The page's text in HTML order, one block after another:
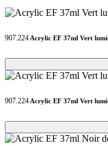
907.224 Acrylic EF 37ml Vert
Loading...
Loading...
907.224 Acrylic EF 37ml Vert
Loading...
Loading...